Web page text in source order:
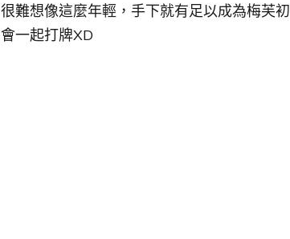
很難想像這麼年輕，手下就有足以成為梅芙
會一起打牌XD